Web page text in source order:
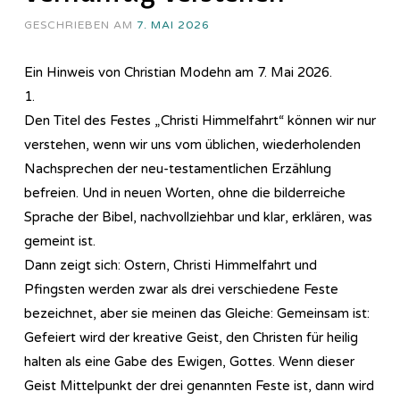
GESCHRIEBEN AM 7. MAI 2026
Ein Hinweis von Christian Modehn am 7. Mai 2026.
1.
Den Titel des Festes „Christi Himmelfahrt“ können wir nur
verstehen, wenn wir uns vom üblichen, wiederholenden
Nachsprechen der neu-testamentlichen Erzählung
befreien. Und in neuen Worten, ohne die bilderreiche
Sprache der Bibel, nachvollziehbar und klar, erklären, was
gemeint ist.
Dann zeigt sich: Ostern, Christi Himmelfahrt und
Pfingsten werden zwar als drei verschiedene Feste
bezeichnet, aber sie meinen das Gleiche: Gemeinsam ist:
Gefeiert wird der kreative Geist, den Christen für heilig
halten als eine Gabe des Ewigen, Gottes. Wenn dieser
Geist Mittelpunkt der drei genannten Feste ist, dann wird